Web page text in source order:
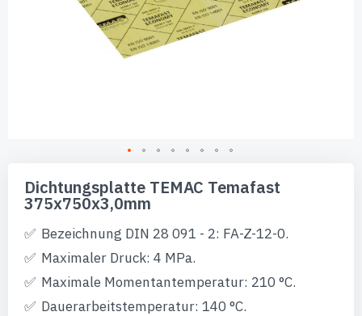
Anfang
Bildgalerie
Dichtungsplatte TEMAC Temafast
375x750x3,0mm
Bezeichnung DIN 28 091 - 2: FA-Z-12-0.
Maximaler Druck: 4 MPa.
Maximale Momentantemperatur: 210 °C.
Dauerarbeitstemperatur: 140 °C.